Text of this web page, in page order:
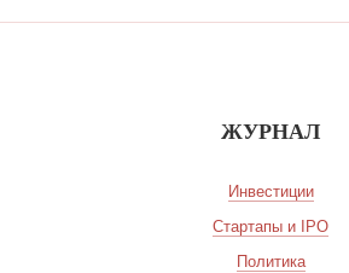
ЖУРНАЛ
Инвестиции
Стартапы и IPO
Политика